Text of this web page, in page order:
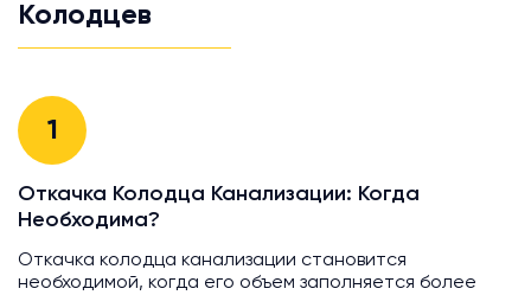
Колодцев
1
Откачка Колодца Канализации: Когда
Необходима?
Откачка колодца канализации становится
необходимой, когда его объем заполняется более